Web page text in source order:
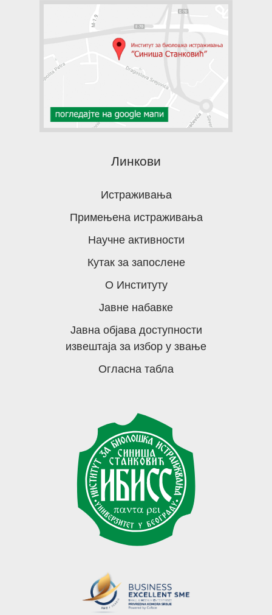
Линкови
Истраживања
Примењена истраживања
Научне активности
Кутак за запослене
О Институту
Јавне набавке
Јавна објава доступности
извештаја за избор у звање
Огласна табла